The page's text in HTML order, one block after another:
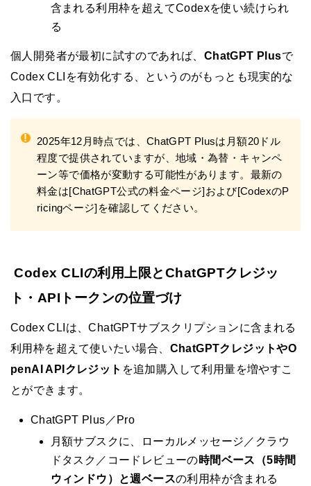
含まれる利用枠を超えてCodexを使い続けられ
る
個人開発者が最初に試すのであれば、 ChatGPT Plusで
Codex CLIを有効化する、というのがもっとも現実的な
入口です。
!
2025年12月時点では、ChatGPT Plusは月額20ドル
程度で提供されていますが、地域・為替・キャンペ
ーン等で価格が変動する可能性があります。最新の
料金は[ChatGPT公式の料金ページ]および[CodexのP
ricingページ]を確認してください。
Codex CLIの利用上限とChatGPTクレジッ
ト・APIトークンの位置づけ
Codex CLIは、ChatGPTサブスクリプションに含まれる
利用枠を超えて使いたい場合、 ChatGPTクレジットやO
penAI APIクレジット を追加購入して利用量を増やすこ
とができます。
ChatGPT Plus／Pro
月額サブスクに、ローカルメッセージ／クラウ
ドタスク／コードレビューの時間ベース（5時間
ウィンドウ）と週ベースの利用枠が含まれる